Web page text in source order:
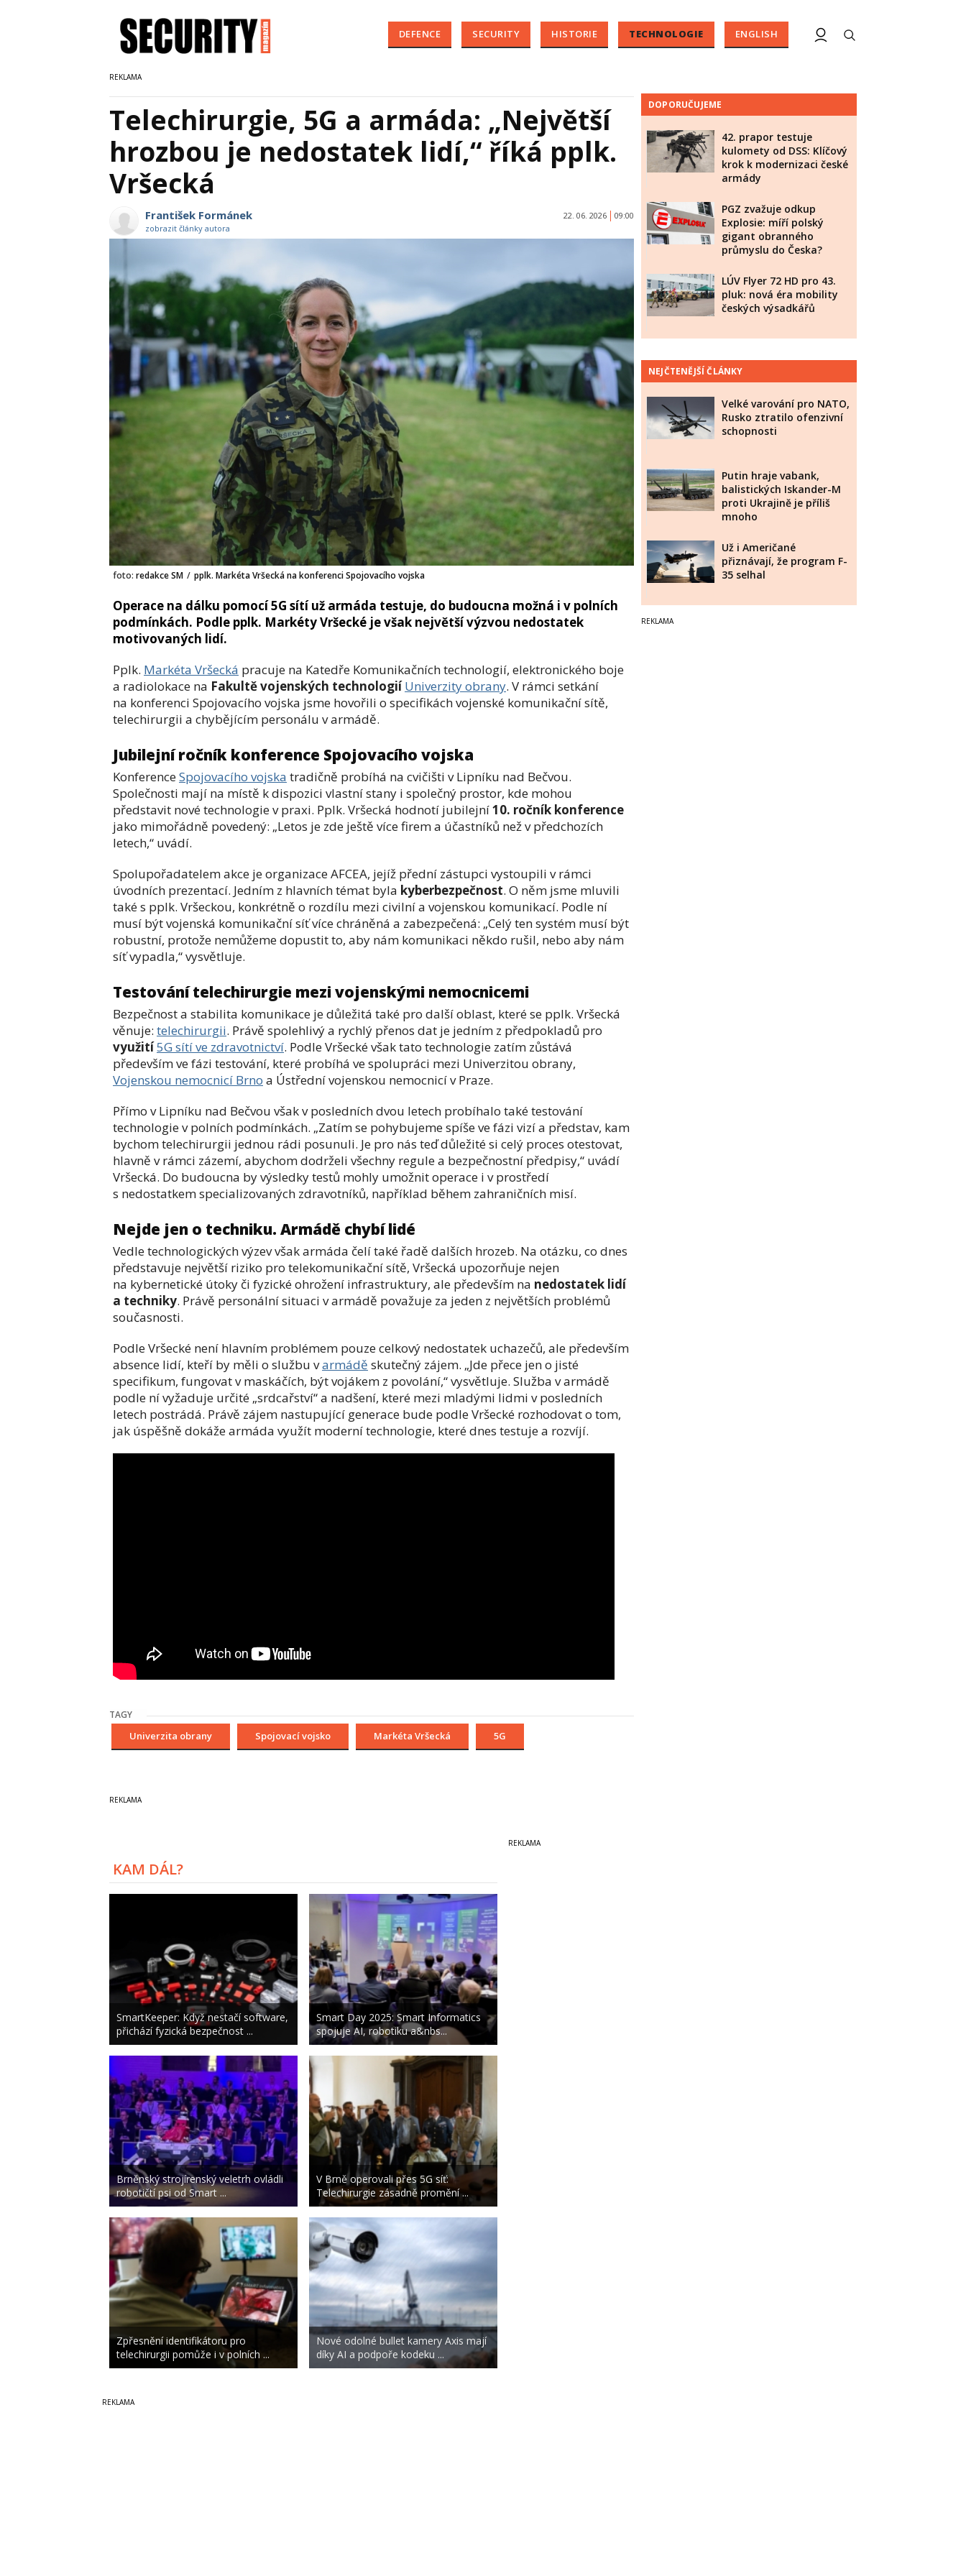
DEFENCE SECURITY HISTORIE TECHNOLOGIE ENGLISH
Telechirurgie, 5G a armáda: „Největší
hrozbou je nedostatek lidí,“ říká pplk.
Vršecká
František Formánek
zobrazit články autora
22. 06. 2026 09:00
foto: redakce SM / pplk. Markéta Vršecká na konferenci Spojovacího vojska
Operace na dálku pomocí 5G sítí už armáda testuje, do budoucna možná i v polních
podmínkách. Podle pplk. Markéty Vršecké je však největší výzvou nedostatek
motivovaných lidí.
Pplk. Markéta Vršecká pracuje na Katedře Komunikačních technologií, elektronického boje
a radiolokace na Fakultě vojenských technologiíUniverzity obrany. V rámci setkání
na konferenci Spojovacího vojska jsme hovořili o specifikách vojenské komunikační sítě,
telechirurgii a chybějícím personálu v armádě.
Jubilejní ročník konference Spojovacího vojska
KonferenceSpojovacího vojska tradičně probíhá na cvičišti v Lipníku nad Bečvou.
Společnosti mají na místě k dispozici vlastní stany i společný prostor, kde mohou
představit nové technologie v praxi. Pplk. Vršecká hodnotí jubilejní10. ročník konference
jako mimořádně povedený: „Letos je zde ještě více firem a účastníků než v předchozích
letech,“ uvádí.
Spolupořadatelem akce je organizace AFCEA, jejíž přední zástupci vystoupili v rámci
úvodních prezentací. Jedním z hlavních témat byla kyberbezpečnost. O něm jsme mluvili
také s pplk. Vršeckou, konkrétně o rozdílu mezi civilní a vojenskou komunikací. Podle ní
musí být vojenská komunikační síť více chráněná a zabezpečená: „Celý ten systém musí být
robustní, protože nemůžeme dopustit to, aby nám komunikaci někdo rušil, nebo aby nám
síť vypadla,“ vysvětluje.
Testování telechirurgie mezi vojenskými nemocnicemi
Bezpečnost a stabilita komunikace je důležitá také pro další oblast, které se pplk. Vršecká
věnuje: telechirurgii. Právě spolehlivý a rychlý přenos dat je jedním z předpokladů pro
využití5G sítí ve zdravotnictví. Podle Vršecké však tato technologie zatím zůstává
především ve fázi testování, které probíhá ve spolupráci mezi Univerzitou obrany,
Vojenskou nemocnicí Brno a Ústřední vojenskou nemocnicí v Praze.
Přímo v Lipníku nad Bečvou však v posledních dvou letech probíhalo také testování
technologie v polních podmínkách. „Zatím se pohybujeme spíše ve fázi vizí a představ, kam
bychom telechirurgii jednou rádi posunuli. Je pro nás teď důležité si celý proces otestovat,
hlavně v rámci zázemí, abychom dodrželi všechny regule a bezpečnostní předpisy,“ uvádí
Vršecká. Do budoucna by výsledky testů mohly umožnit operace i v prostředí
s nedostatkem specializovaných zdravotníků, například během zahraničních misí.
Nejde jen o techniku. Armádě chybí lidé
Vedle technologických výzev však armáda čelí také řadě dalších hrozeb. Na otázku, co dnes
představuje největší riziko pro telekomunikační sítě, Vršecká upozorňuje nejen
na kybernetické útoky či fyzické ohrožení infrastruktury, ale především na nedostatek lidí
a techniky. Právě personální situaci v armádě považuje za jeden z největších problémů
současnosti.
Podle Vršecké není hlavním problémem pouze celkový nedostatek uchazečů, ale především
absence lidí, kteří by měli o službu varmádě skutečný zájem. „Jde přece jen o jisté
specifikum, fungovat v maskáčích, být vojákem z povolání,“ vysvětluje. Služba v armádě
podle ní vyžaduje určité „srdcařství“ a nadšení, které mezi mladými lidmi v posledních
letech postrádá. Právě zájem nastupující generace bude podle Vršecké rozhodovat o tom,
jak úspěšně dokáže armáda využít moderní technologie, které dnes testuje a rozvíjí.
TAGY
Univerzita obrany Spojovací vojsko Markéta Vršecká 5G
DOPORUČUJEME
42. prapor testuje
kulomety od DSS: Klíčový
krok k modernizaci české
armády
PGZ zvažuje odkup
Explosie: míří polský
gigant obranného
průmyslu do Česka?
LÚV Flyer 72 HD pro 43.
pluk: nová éra mobility
českých výsadkářů
NEJČTENĚJŠÍ ČLÁNKY
Velké varování pro NATO,
Rusko ztratilo ofenzivní
schopnosti
Putin hraje vabank,
balistických Iskander-M
proti Ukrajině je příliš
mnoho
Už i Američané
přiznávají, že program F-
35 selhal
KAM DÁL?
SmartKeeper: Když nestačí software,
přichází fyzická bezpečnost ...
Brněnský strojírenský veletrh ovládli
robotičtí psi od Smart ...
Zpřesnění identifikátoru pro
telechirurgii pomůže i v polních ...
Smart Day 2025: Smart Informatics
spojuje AI, robotiku a&nbs...
V Brně operovali přes 5G síť:
Telechirurgie zásadně promění ...
Nové odolné bullet kamery Axis mají
díky AI a podpoře kodeku ...